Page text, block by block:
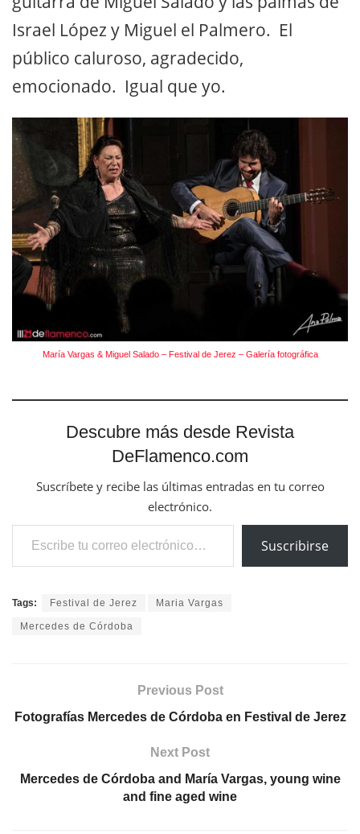
Israel López y Miguel el Palmero. El
público caluroso, agradecido,
emocionado. Igual que yo.
María Vargas & Miguel Salado – Festival de Jerez – Galería fotográfica
Descubre más desde Revista
DeFlamenco.com
Suscríbete y recibe las últimas entradas en tu correo
electrónico.
Escribe tu correo electrónico…
Suscribirse
Tags: Festival de Jerez Maria Vargas
Mercedes de Córdoba
Previous Post
Fotografías Mercedes de Córdoba en Festival de Jerez
Next Post
Mercedes de Córdoba and María Vargas, young wine
and fine aged wine